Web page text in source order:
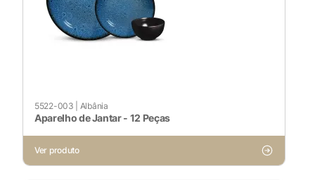
5522-003 Albânia
Aparelho de Jantar - 12 Peças
Ver produto